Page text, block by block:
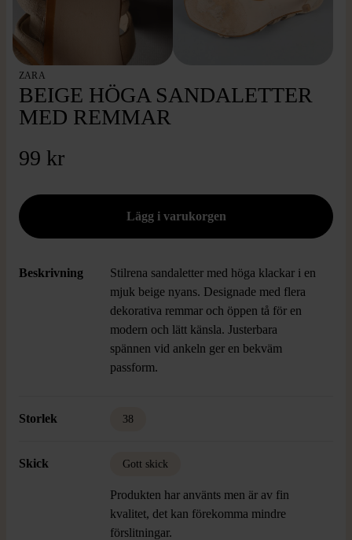
ZARA
BEIGE HÖGA SANDALETTER
MED REMMAR
99 kr
Beskrivning
Stilrena sandaletter med höga klackar i en
mjuk beige nyans. Designade med flera
dekorativa remmar och öppen tå för en
modern och lätt känsla. Justerbara
spännen vid ankeln ger en bekväm
passform.
Storlek 38
Skick Gott skick
Produkten har använts men är av fin
kvalitet, det kan förekomma mindre
förslitningar.